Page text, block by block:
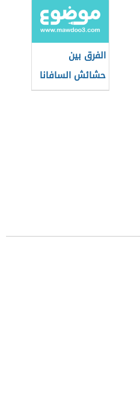
الفرق بين
حشائش السافانا
والاستبس